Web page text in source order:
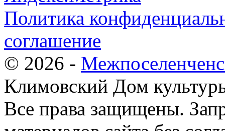
Политика
соглашение
© 2026 -
Климовский Дом
Все права защищены.